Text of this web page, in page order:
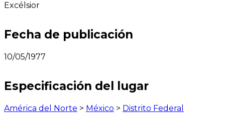
Excélsior
Fecha de publicación
10/05/1977
Especificación del lugar
América del Norte > México > Distrito Federal